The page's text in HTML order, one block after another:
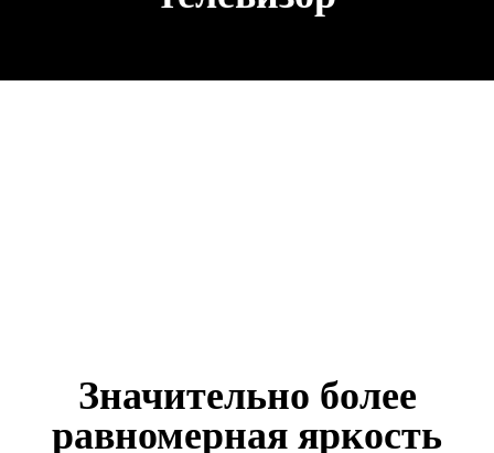
Значительно более
равномерная яркость